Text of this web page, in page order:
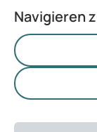
Navigieren